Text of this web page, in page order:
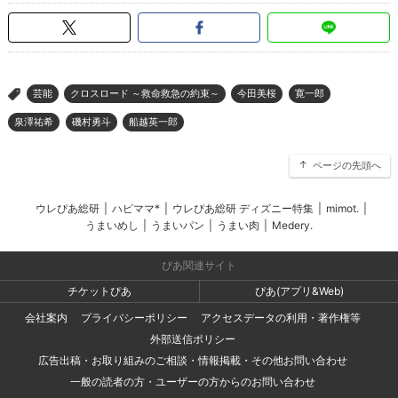
> 芸能 クロスロード ～救命救急の約束～ 今田美桜 寛一郎
泉澤祐希 磯村勇斗 船越英一郎
ページの先頭へ
ウレぴあ総研 ハピママ* ウレぴあ総研 ディズニー特集 mimot.
うまいめし
うまいパン うまい肉 Medery.
ぴあ関連サイト
チケットぴあ
ぴあ(アプリ&Web)
会社案内
プライバシーポリシー
アクセスデータの利用・著作権等
外部送信ポリシー
広告出稿・お取り組みのご相談・情報掲載・その他お問い合わせ
一般の読者の方・ユーザーの方からのお問い合わせ